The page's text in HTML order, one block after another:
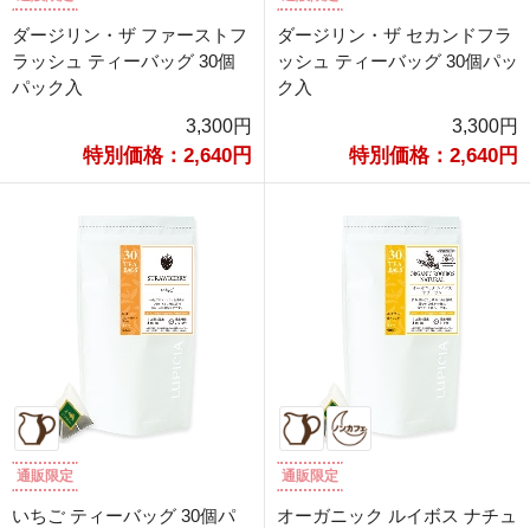
ダージリン・ザ ファーストフ
ラッシュ ティーバッグ 30個
パック入
3,300円
特別価格：2,640円
ダージリン・ザ セカンドフラ
ッシュ ティーバッグ 30個パッ
ク入
3,300円
特別価格：2,640円
通販限定
いちご ティーバッグ 30個パ
通販限定
オーガニック ルイボス ナチュ